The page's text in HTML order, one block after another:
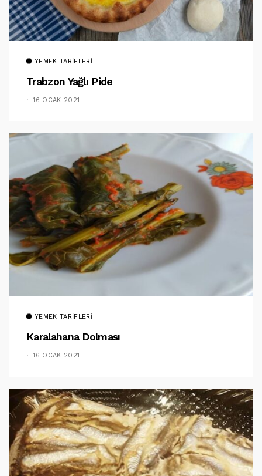
YEMEK TARIFLERI
Trabzon Yağlı Pide
16 OCAK 2021
YEMEK TARIFLERI
Karalahana Dolması
16 OCAK 2021